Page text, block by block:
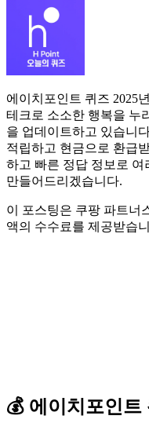
에이치포인트 퀴즈 2025
테크로 소소한 행복을 누
을 업데이트하고 있습니
적립하고 현금으로 환급
하고 빠른 정답 정보로 여
만들어드리겠습니다.
이 포스팅은 쿠팡 파트너
액의 수수료를 제공받습
💰 에이치포인트